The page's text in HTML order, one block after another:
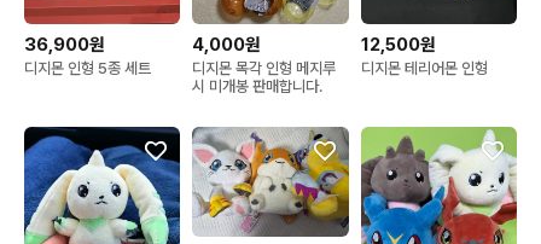
36,900원
디지몬 인형 5종 세트
4,000원
디지몬 목각 인형 메지루
시 미개봉 판매합니다.
12,500원
디지몬 테리어몬 인형